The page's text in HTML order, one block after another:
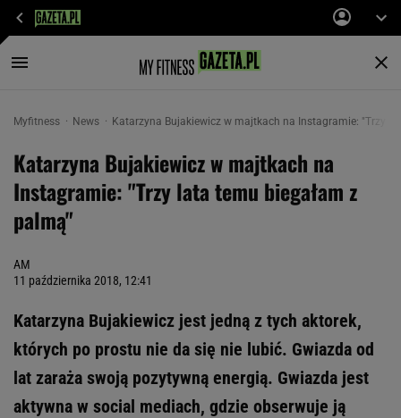
Myfitness News Katarzyna Bujakiewicz w majtkach na Instagramie: "Trzy
Katarzyna Bujakiewicz w majtkach na
Instagramie: "Trzy lata temu biegałam z
palmą"
AM
11 października 2018, 12:41
Katarzyna Bujakiewicz jest jedną z tych aktorek,
których po prostu nie da się nie lubić. Gwiazda od
lat zaraża swoją pozytywną energią. Gwiazda jest
aktywna w social mediach, gdzie obserwuje ją